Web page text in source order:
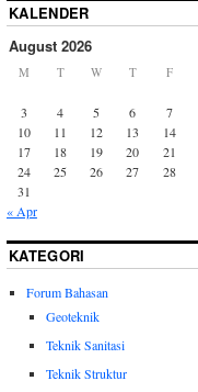
KALENDER
August 2026
M T W T F
3
4 5 6 7
10
11 12 13 14
17
18 19 20 21
24
25 26 27 28
31
« Apr
KATEGORI
Forum Bahasan
Geoteknik
Teknik Sanitasi
Teknik Struktur